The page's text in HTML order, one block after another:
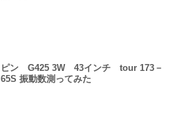
ピン G425 3W 43インチ tour 173－
65S 振動数測ってみた